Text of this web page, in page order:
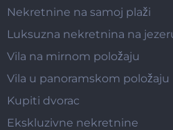
Nekretnine na samoj plaži
Luksuzna nekretnina na
Vila na mirnom položaju
Vila u panoramskom položaju
Kupiti dvorac
Ekskluzivne nekretnine